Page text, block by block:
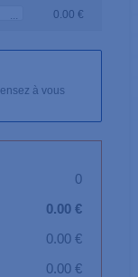
0.00 €
à vous
0
0.00 €
0.00 €
0.00 €